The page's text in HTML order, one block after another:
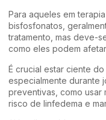
Para aqueles em
bisfosfonatos,
tratamento, mas deve-
como eles podem
É crucial estar ciente
especialmente durante
preventivas, como usar
risco de linfedema e